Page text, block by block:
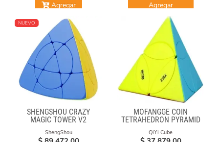
Agregar Agregar
NUEVO
SHENGSHOU CRAZY
MAGIC TOWER V2
ShengShou
MOFANGGE COIN
TETRAHEDRON PYRAMID
STICKERLESS
QiYi Cube